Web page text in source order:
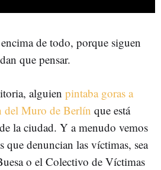
de todo, porque siguen
que pensar.
alguien pintaba goras a
del Muro de Berlín que está
la ciudad. Y a menudo vemos
que denuncian las víctimas, sea
o el Colectivo de Víctimas